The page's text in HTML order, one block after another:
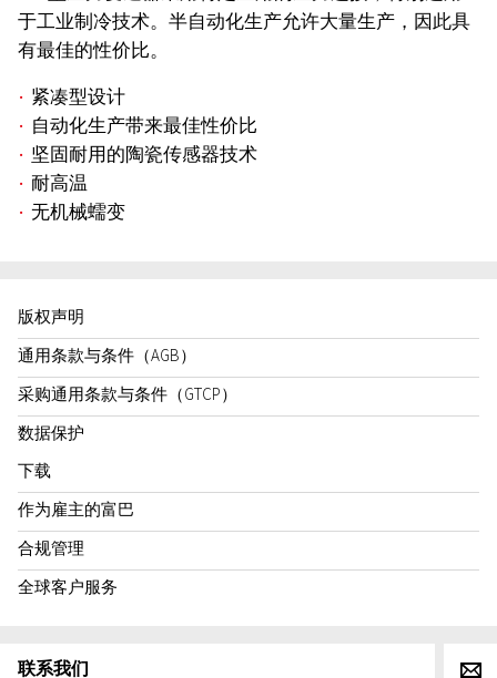
于工业制冷技术。半自动化生产允许大量生产，因此具
有最佳的性价比。
紧凑型设计
自动化生产带来最佳性价比
坚固耐用的陶瓷传感器技术
耐高温
无机械蠕变
版权声明
通用条款与条件（AGB）
采购通用条款与条件（GTCP）
数据保护
下载
作为雇主的富巴
合规管理
全球客户服务
联系我们 g